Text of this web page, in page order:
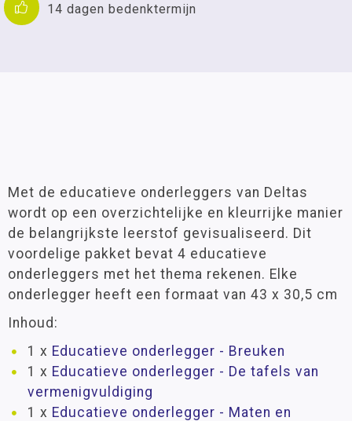
14 dagen bedenktermijn
Met de educatieve onderleggers van Deltas
wordt op een overzichtelijke en kleurrijke manier
de belangrijkste leerstof gevisualiseerd. Dit
voordelige pakket bevat 4 educatieve
onderleggers met het thema rekenen. Elke
onderlegger heeft een formaat van 43 x 30,5 cm
Inhoud:
1 x Educatieve onderlegger - Breuken
1 x Educatieve onderlegger - De tafels van
vermenigvuldiging
1 x Educatieve onderlegger - Maten en